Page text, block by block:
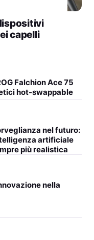
capelli
Falchion Ace 75
hot-swappable
nel futuro:
artificiale
più realistica
nella